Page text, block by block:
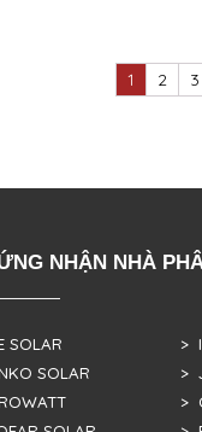
1 2 3
NHẬN NHÀ
SOLAR
SOLAR
>
>
>